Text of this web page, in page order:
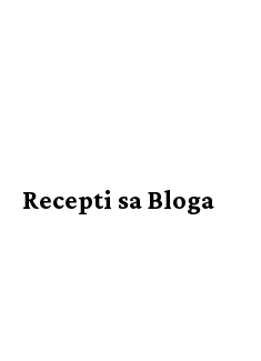
Recepti sa Bloga